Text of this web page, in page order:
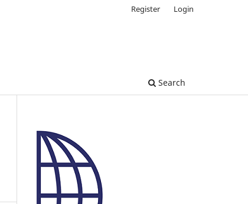
Search
Register Login